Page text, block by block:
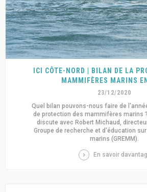
ICI CÔTE-NORD | BILAN DE LA
MAMMIFÈRES MARINS
23/12/2020
Quel bilan pouvons-nous faire de
de protection des mammifères marins
discute avec Robert Michaud,
Groupe de recherche et d'éducation
marins (GREMM).
En savoir